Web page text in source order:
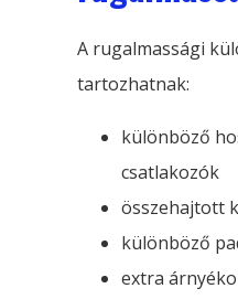
A rugalmassági
tartozhatnak:
különböző
csatlakozók
összehajtott
különböző
extra